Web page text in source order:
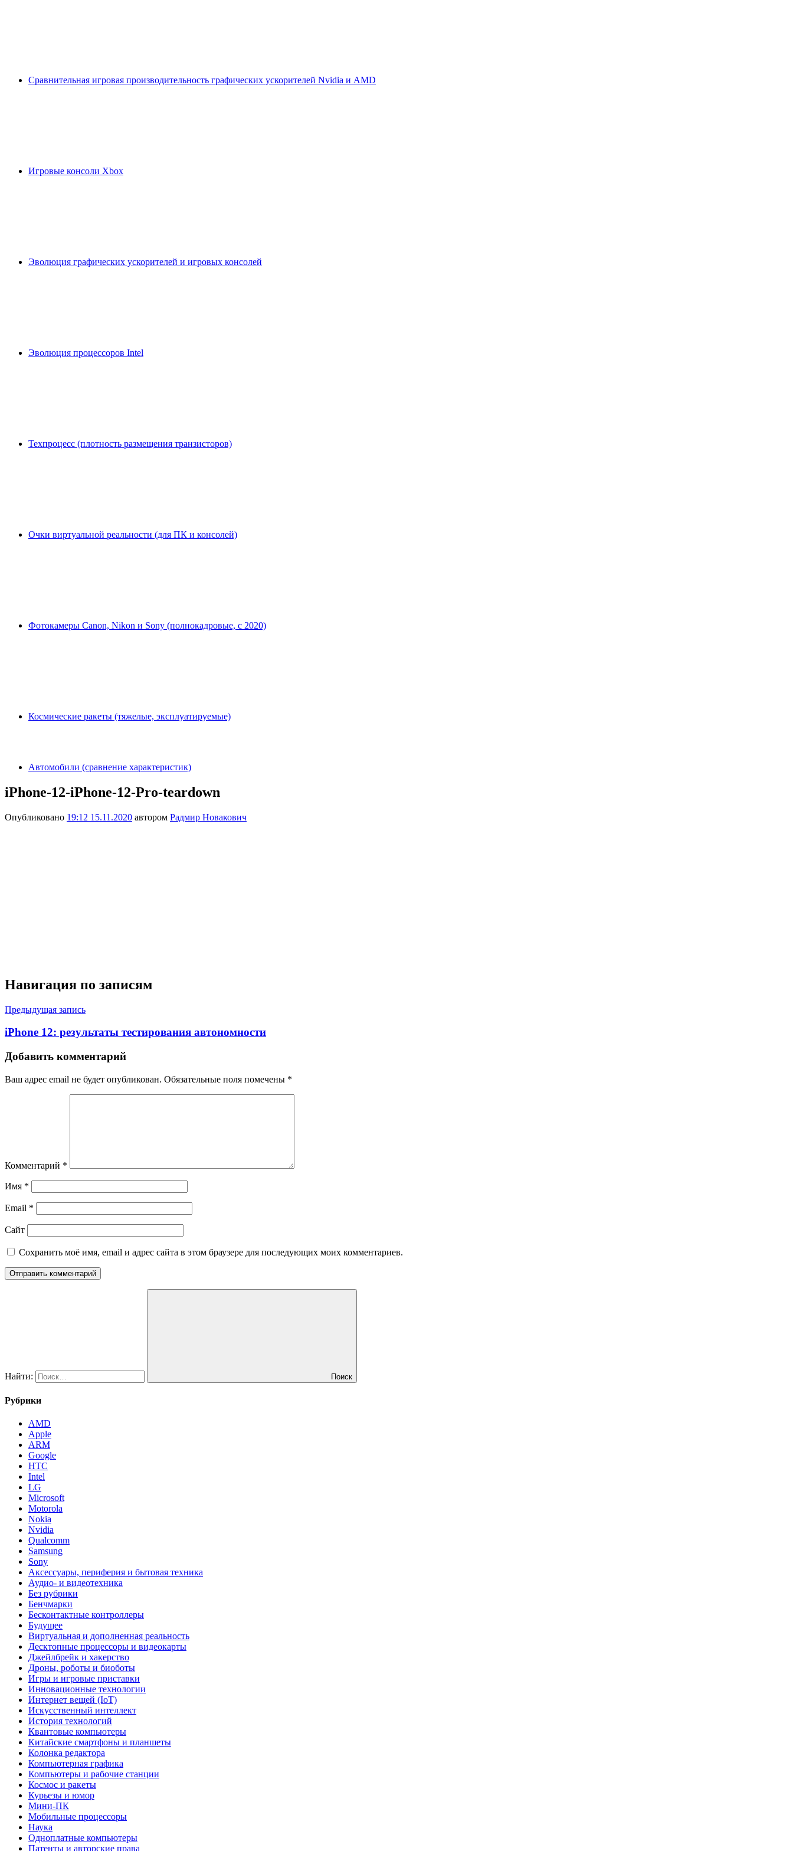
Сравнительная игровая производительность графических ускорителей Nvidia и AMD
Игровые консоли Xbox
Эволюция графических ускорителей и игровых консолей
Эволюция процессоров Intel
Техпроцесс (плотность размещения транзисторов)
Очки виртуальной реальности (для ПК и консолей)
Фотокамеры Canon, Nikon и Sony (полнокадровые, с 2020)
Космические ракеты (тяжелые, эксплуатируемые)
Автомобили (сравнение характеристик)
iPhone-12-iPhone-12-Pro-teardown
Опубликовано 19:12 15.11.2020 автором Радмир Новакович
Навигация по записям
Предыдущая запись
iPhone 12: результаты тестирования автономности
Добавить комментарий
Ваш адрес email не будет опубликован. Обязательные поля помечены *
Комментарий *
Имя *
Email *
Сайт
Сохранить моё имя, email и адрес сайта в этом браузере для последующих моих комментариев.
Найти: Поиск
Рубрики
AMD
Apple
ARM
Google
HTC
Intel
LG
Microsoft
Motorola
Nokia
Nvidia
Qualcomm
Samsung
Sony
Аксессуары, периферия и бытовая техника
Аудио- и видеотехника
Без рубрики
Бенчмарки
Бесконтактные контроллеры
Будущее
Виртуальная и дополненная реальность
Десктопные процессоры и видеокарты
Джейлбрейк и хакерство
Дроны, роботы и биоботы
Игры и игровые приставки
Инновационные технологии
Интернет вещей (IoT)
Искусственный интеллект
История технологий
Квантовые компьютеры
Китайские смартфоны и планшеты
Колонка редактора
Компьютерная графика
Компьютеры и рабочие станции
Космос и ракеты
Курьезы и юмор
Мини-ПК
Мобильные процессоры
Наука
Одноплатные компьютеры
Патенты и авторские права